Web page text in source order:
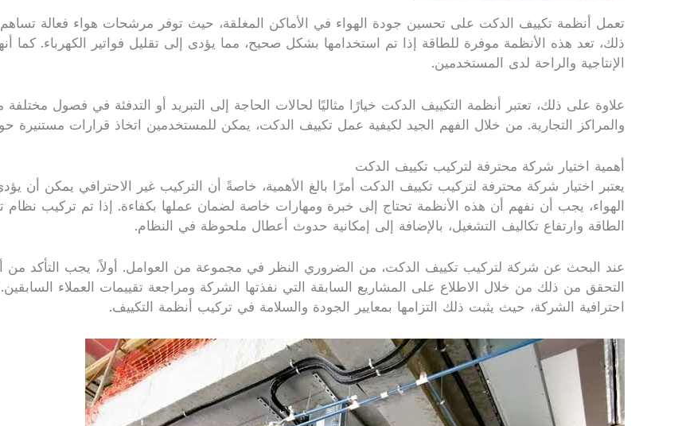
تعمل أنظمة تكييف الدكت على تحسين جودة الهواء في الأماكن المغلقة، حيث توفر مرشحات هواء فعالة تساهم
ذلك، تعد هذه الأنظمة موفرة للطاقة إذا تم استخدامها بشكل صحيح، مما يؤدى إلى تقليل فواتير الكهرباء. كما
الإنتاجية والراحة لدى المستخدمين.
علاوة على ذلك، تعتبر أنظمة التكييف الدكت خيارًا مثاليًا لحالات الحاجة إلى التبريد أو التدفئة في فصول
والمراكز التجارية. من خلال الفهم الجيد لكيفية عمل تكييف الدكت، يمكن للمستخدمين اتخاذ قرارات مستنيرة
أهمية اختيار شركة محترفة لتركيب تكييف الدكت
يعتبر اختيار شركة محترفة لتركيب تكييف الدكت أمرًا بالغ الأهمية، خاصةً أن التركيب غير الاحترافي يمكن
الهواء، يجب أن نفهم أن هذه الأنظمة تحتاج إلى خبرة ومهارات خاصة لضمان عملها بكفاءة. إذا تم تركيب
الطاقة وارتفاع تكاليف التشغيل، بالإضافة إلى إمكانية حدوث أعطال ملحوظة في النظام.
عند البحث عن شركة لتركيب تكييف الدكت، من الضروري النظر في مجموعة من العوامل. أولاً، يجب التأكد من
التحقق من ذلك من خلال الاطلاع على المشاريع السابقة التي نفذتها الشركة ومراجعة تقييمات العملاء
احترافية الشركة، حيث يثبت ذلك التزامها بمعايير الجودة والسلامة في تركيب أنظمة التكييف.